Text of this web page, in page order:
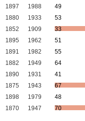
1897 1988
49
1880 1933
53
1852 1909
33
1895 1962
51
1891 1982
55
1882 1949
64
1890 1931
41
1875 1943
67
1898 1979
48
1870 1947 70